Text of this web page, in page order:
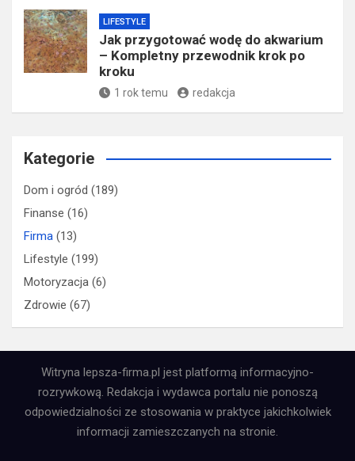
LIFESTYLE
Jak przygotować wodę do akwarium
– Kompletny przewodnik krok po
kroku
1 rok temu redakcja
Kategorie
Dom i ogród (189)
Finanse (16)
Firma (13)
Lifestyle (199)
Motoryzacja (6)
Zdrowie (67)
Witryna lepsza-firma.pl jest platformą informacyjno-
rozrywkową. Redakcja i wydawca portalu nie ponoszą
odpowiedzialności ze stosowania w praktyce jakichkolwiek
informacji zamieszczanych na stronie.